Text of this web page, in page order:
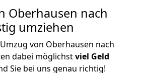
Oberhausen nach
umziehen
von Oberhausen nach
dabei möglichstviel Geld
Sie bei uns genau richtig!